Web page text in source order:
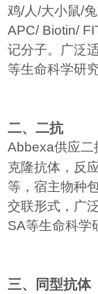
鸡/人/大小鼠/
APC/ Biotin/
记分子。广泛
等生命科学研究
二、二抗
Abbexa供应二
克隆抗体，反
等，宿主物种
交联形式，广
SA等生命科学
三、同型抗体